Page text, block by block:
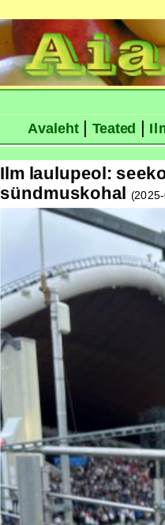
Avaleht| Teated
Ilm laulupeol:
sündmuskohal